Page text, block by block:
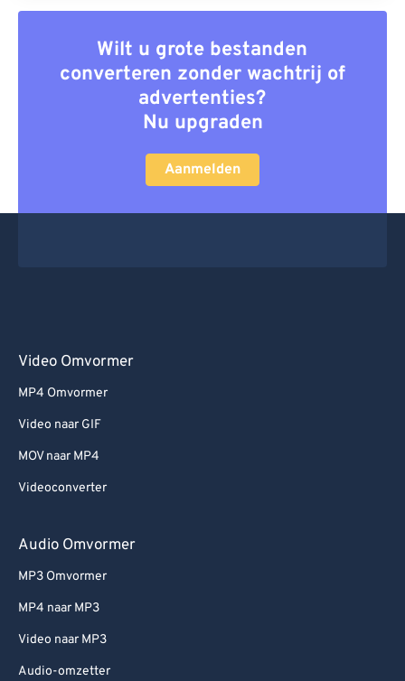
Wilt u grote bestanden
converteren zonder wachtrij of
advertenties?
Nu upgraden
Aanmelden
Video Omvormer
MP4 Omvormer
Video naar GIF
MOV naar MP4
Videoconverter
Audio Omvormer
MP3 Omvormer
MP4 naar MP3
Video naar MP3
Audio-omzetter